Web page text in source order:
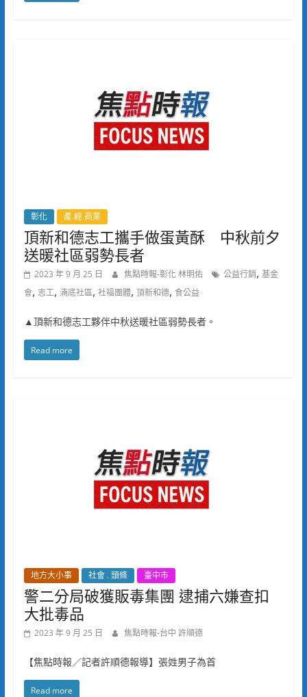
彰化 產.經.商業
頂新和德志工攜手做蛋黃酥 中秋前夕
送暖社區弱勢長者
2023 年 9 月 25 日 焦點時報-彰化 林明佑 公益行銷, 基金
會, 志工, 湳底社區, 社福團體, 頂新和德, 食公益
▲頂新和德志工夥伴中秋送暖社區弱勢長者。
Read more
地方大小事 社會 . 頭條 臺中市
警二分局破獲販毒集團 逮捕六嫌查扣
大批毒品
2023 年 9 月 25 日 焦點時報-台中 許順德
【焦點時報／記者許順德報導】張姓男子為首
Read more